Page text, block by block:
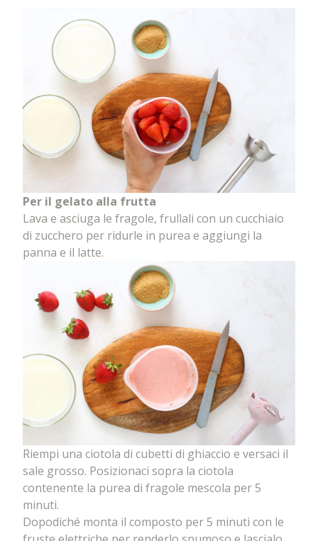
Per il gelato alla frutta
Lava e asciuga le fragole, frullali con un cucchiaio
di zucchero per ridurle in purea e aggiungi la
panna e il latte.
Riempi una ciotola di cubetti di ghiaccio e versaci il
sale grosso. Posizionaci sopra la ciotola
contenente la purea di fragole mescola per 5
minuti.
Dopodiché monta il composto per 5 minuti con le